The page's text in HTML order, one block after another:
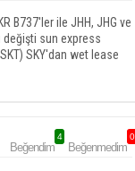
B737'ler ile JHH, JHG ve
değişti sun express
SKY'dan wet lease
Beğendim
4
Beğenmedim
0